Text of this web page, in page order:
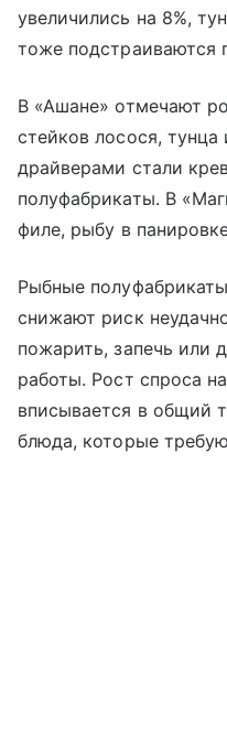
увеличились на 8%,
тоже подстраиваются
В «Ашане» отмечают
стейков лосося,
драйверами стали
полуфабрикаты. В
филе, рыбу в
Рыбные
снижают риск
пожарить, запечь или
работы. Рост спроса
вписывается в общий
блюда, которые